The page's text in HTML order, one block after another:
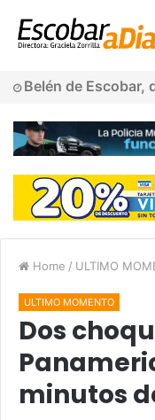
Belén de Escobar,
Home / ULTIMO
ULTIMO MOMENTO
Dos
minutos